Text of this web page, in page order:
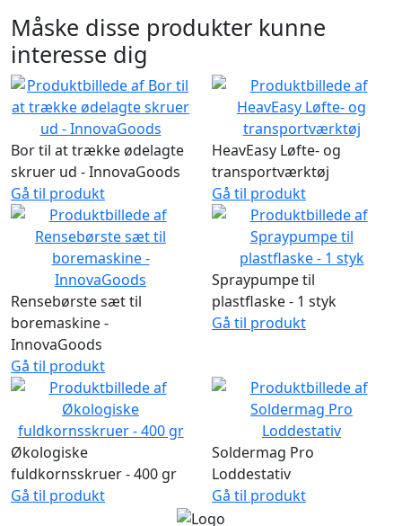
Måske disse produkter kunne
interesse dig
Bor til at trække ødelagte
skruer ud - InnovaGoods
Gå til produkt
HeavEasy Løfte- og
transportværktøj
Gå til produkt
Rensebørste sæt til
boremaskine -
InnovaGoods
Gå til produkt
Spraypumpe til
plastflaske - 1 styk
Gå til produkt
Økologiske
fuldkornsskruer - 400 gr
Gå til produkt
Soldermag Pro
Loddestativ
Gå til produkt